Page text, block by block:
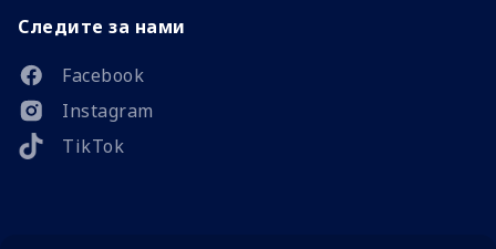
Следите за нами
Facebook
Instagram
TikTok